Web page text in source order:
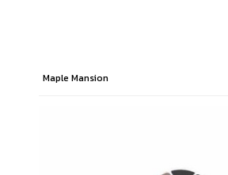
Maple Mansion